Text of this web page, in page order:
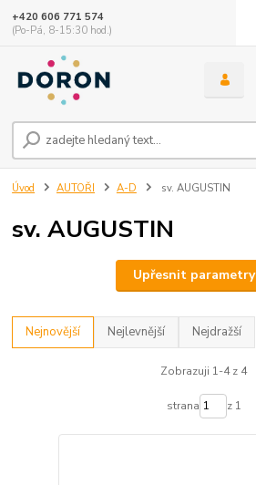
+420 606 771 574
(Po-Pá, 8-15:30 hod.)
Úvod AUTOŘI A-D sv. AUGUSTIN
sv. AUGUSTIN
Upřesnit parametry
Nejnovější Nejlevnější Nejdražší
Zobrazuji 1-4 z 4
strana z 1